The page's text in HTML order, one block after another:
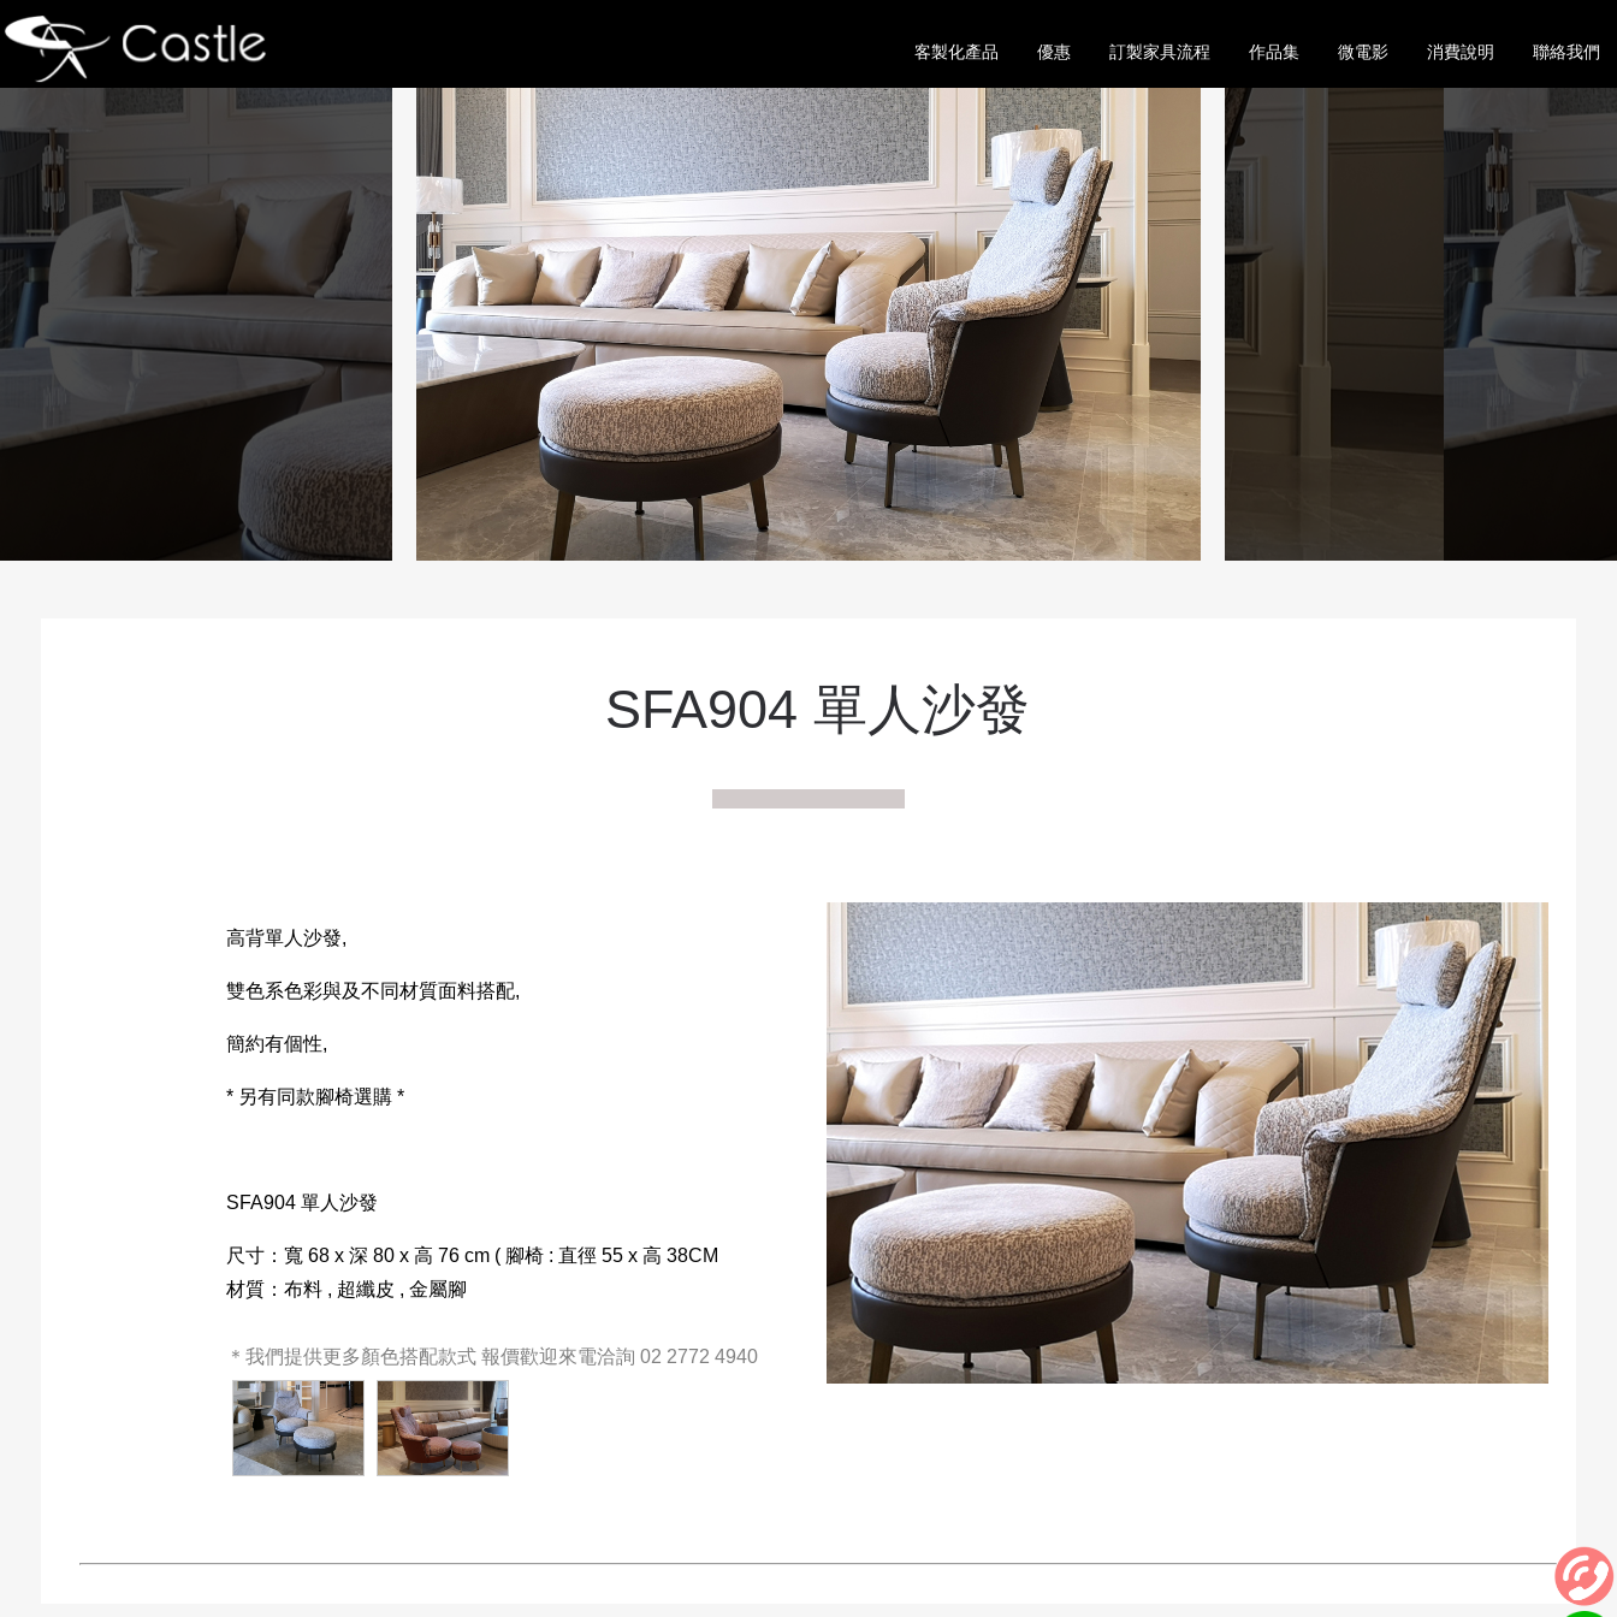
客製化產品 優惠 訂製家具流程 作品集 微電影 消費說明 聯絡我們
SFA904 單人沙發
高背單人沙發,
雙色系色彩與及不同材質面料搭配,
簡約有個性,
* 另有同款腳椅選購 *
SFA904 單人沙發
尺寸：寬 68 x 深 80 x 高 76 cm ( 腳椅 : 直徑 55 x 高 38CM
材質：布料 , 超纖皮 , 金屬腳
＊我們提供更多顏色搭配款式 報價歡迎來電洽詢 02 2772 4940